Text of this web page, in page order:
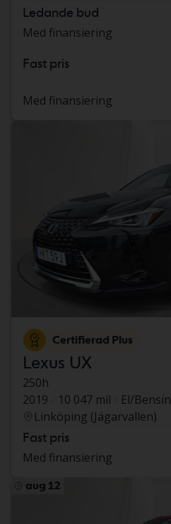
Ledande bud
Med finansiering
Fast pris
Med finansiering
Certifierad Plus
Lexus UX
250h
2019
10 047 mil
El/Bensin
Linköping (Jägarvallen)
Fast pris
Med finansiering
aug 12